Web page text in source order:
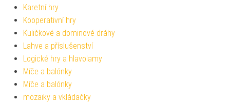
Karetní hry
Kooperativní hry
Kuličkové a dominové dráhy
Lahve a příslušenství
Logické hry a hlavolamy
Míče a balónky
Míče a balónky
mozaiky a vkládačky